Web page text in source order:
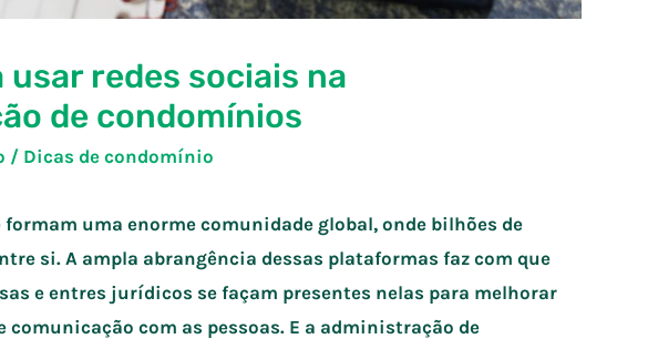
usar redes sociais na
de condomínios
/ Dicas de condomínio
uma enorme comunidade global, onde bilhões de
si. A ampla abrangência dessas plataformas faz com que
e entres jurídicos se façam presentes nelas para melhorar
comunicação com as pessoas. E a administração de